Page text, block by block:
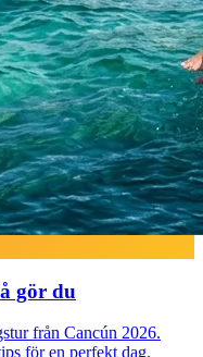
gör du
från Cancún 2026.
för en perfekt dag.